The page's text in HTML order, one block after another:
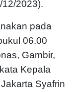
2023).
pada
06.00
Gambir,
Kepala
Syafrin